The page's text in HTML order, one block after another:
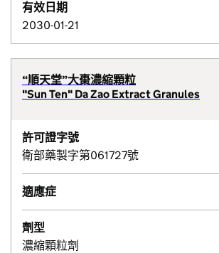
有效日期
2030-01-21
“順天堂”大棗濃縮顆粒
"Sun Ten" Da Zao Extract Granules
許可證字號
衛部藥製字第061727號
適應症
劑型
濃縮顆粒劑